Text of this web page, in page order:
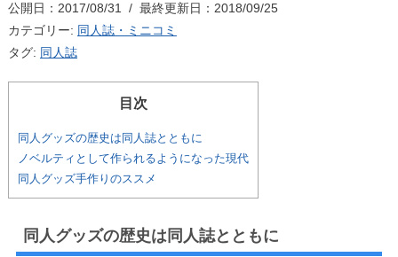
公開日：2017/08/31 / 最終更新日：2018/09/25
カテゴリー: 同人誌・ミニコミ
タグ: 同人誌
目次
同人グッズの歴史は同人誌とともに
ノベルティとして作られるようになった現代
同人グッズ手作りのススメ
同人グッズの歴史は同人誌とともに